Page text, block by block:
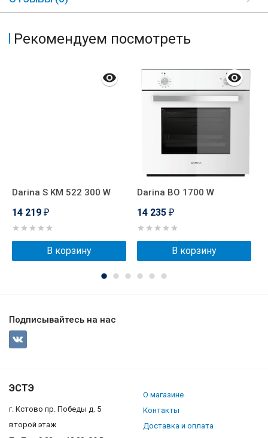
Рекомендуем посмотреть
Darina S KM 522 300 W
14 219 ₽
В корзину
Darina BO 1700 W
14 235 ₽
В корзину
Подписывайтесь на нас
ЭСТЭ
г. Кстово пр. Победы д. 5
второй этаж
О магазине
Контакты
Доставка и оплата